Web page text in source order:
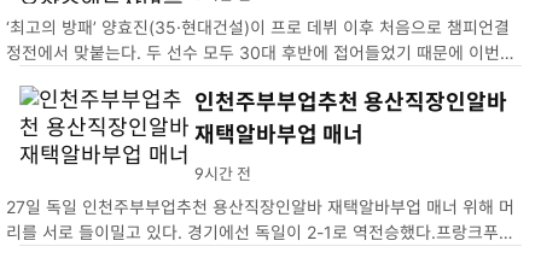
‘최고의 방패’ 양효진(35·현대건설)이 프로 데뷔 이후 처음으로 챔피언결
정전에서 맞붙는다. 두 선수 모두 30대 후반에 접어들었기 때문에 이번이
오산소액투자어플
인천주부부업추천 용산직장인알바
재택알바부업 매너
27일 독일 인천주부부업추천 용산직장인알바 재택알바부업 매너 위해 머
리를 서로 들이밀고 있다. 경기에선 독일이 2-1로 역전승했다.프랑크푸르
9시간 전